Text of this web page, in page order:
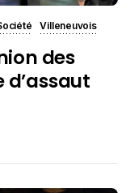
Villeneuvois
des